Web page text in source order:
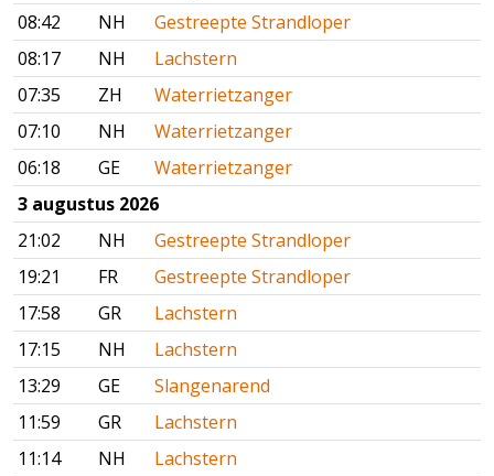
08:42
NH
Gestreepte Strandloper
08:17
NH
Lachstern
07:35
ZH
Waterrietzanger
07:10
NH
Waterrietzanger
06:18
GE
Waterrietzanger
3 augustus 2026
21:02
NH
Gestreepte Strandloper
19:21
FR
Gestreepte Strandloper
17:58
GR
Lachstern
17:15
NH
Lachstern
13:29
GE
Slangenarend
11:59
GR
Lachstern
11:14
NH
Lachstern